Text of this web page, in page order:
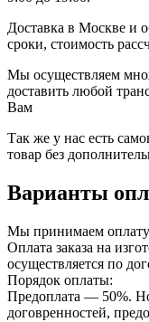
Доставка в Москве и
сроки, стоимость
Мы осуществляем
доставить любой
Вам
Так же у нас есть
товар без
Варианты
Мы принимаем
Оплата заказа на
осуществляется по
Порядок оплаты:
Предоплата — 50%. Но
договренностей,